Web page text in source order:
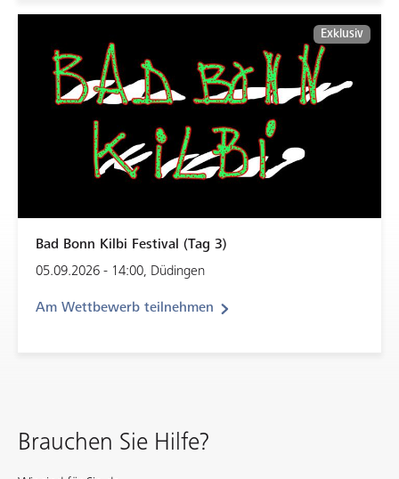
Bad Bonn Kilbi Festival (Tag 3)
05.09.2026 - 14:00, Düdingen
Am Wettbewerb teilnehmen
Exklusiv
Brauchen Sie Hilfe?